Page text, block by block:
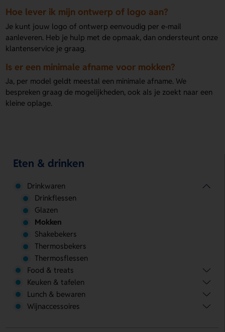
Hoe lever ik mijn ontwerp of logo aan?
Je kunt jouw logo of ontwerp eenvoudig per e-mail
aanleveren. Heb je hulp met de opmaak, dan ondersteunt onze
klantenservice je graag.
Is er een minimale afname voor mokken?
Ja, per model geldt meestal een minimale afname. We
bespreken graag de mogelijkheden, ook als je zoekt naar een
kleine oplage.
Eten & drinken
Drinkwaren
Drinkflessen
Glazen
Mokken
Shakebekers
Thermosbekers
Thermosflessen
Food & treats
Keuken & tafelen
Lunch & bewaren
Wijnaccessoires